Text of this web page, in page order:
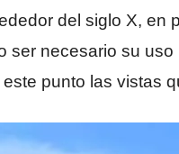
del siglo X, en
ser necesario su
punto las vistas